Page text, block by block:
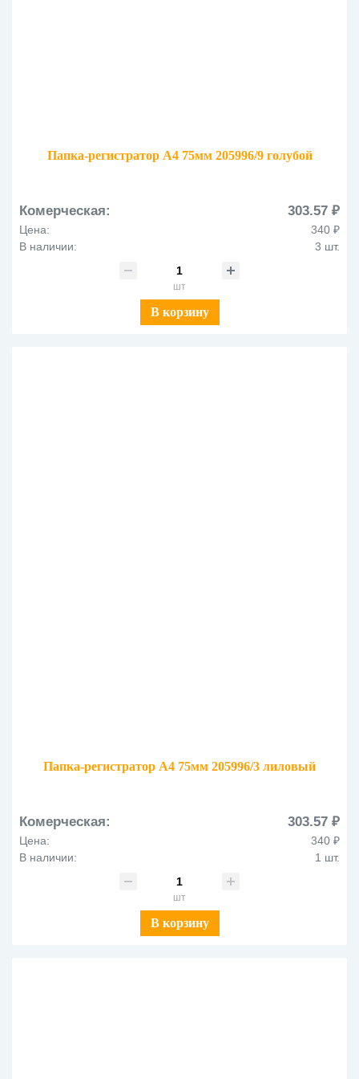
Папка-регистратор А4 75мм 205996/9 голубой
Комерческая: 303.57 ₽
Цена:
340 ₽
В наличии:
3 шт.
шт
В корзину
Папка-регистратор А4 75мм 205996/3 лиловый
Комерческая: 303.57 ₽
Цена:
340 ₽
В наличии:
1 шт.
шт
В корзину